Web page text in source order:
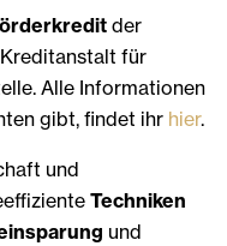
der
für
Alle Informationen
gibt, findet ihr hier.
und
Techniken
und